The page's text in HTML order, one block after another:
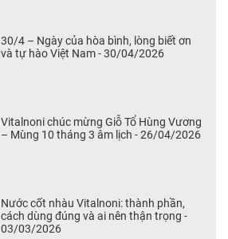
30/4 – Ngày của hòa bình, lòng biết ơn
và tự hào Việt Nam - 30/04/2026
Vitalnoni chúc mừng Giỗ Tổ Hùng Vương
– Mùng 10 tháng 3 âm lịch - 26/04/2026
Nước cốt nhàu Vitalnoni: thành phần,
cách dùng đúng và ai nên thận trọng -
03/03/2026